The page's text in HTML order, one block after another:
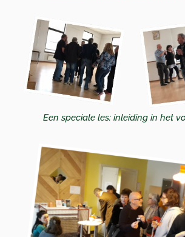
Een speciale les: inleiding in het